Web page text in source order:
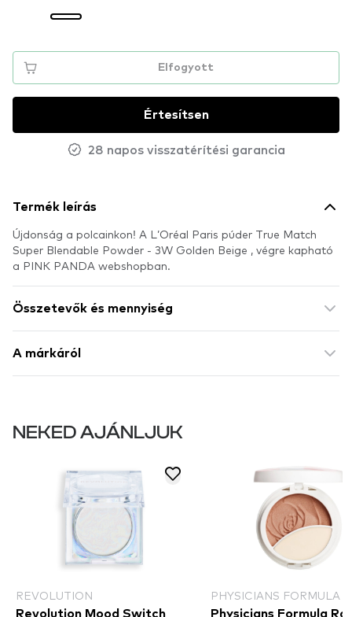
Elfogyott
Értesítsen
28 napos visszatérítési garancia
Termék leírás
Újdonság a polcainkon! A L’Oréal Paris púder True Match
Super Blendable Powder - 3W Golden Beige , végre kapható
a PINK PANDA webshopban.
Összetevők és mennyiség
A márkáról
NEKED AJÁNLJUK
REVOLUTION
Revolution Mood Switch
PHYSICIANS FORMULA
Physicians Formula